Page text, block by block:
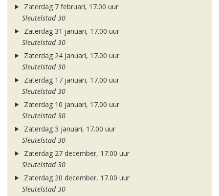
Zaterdag 7 februari, 17.00 uur
Sleutelstad 30
Zaterdag 31 januari, 17.00 uur
Sleutelstad 30
Zaterdag 24 januari, 17.00 uur
Sleutelstad 30
Zaterdag 17 januari, 17.00 uur
Sleutelstad 30
Zaterdag 10 januari, 17.00 uur
Sleutelstad 30
Zaterdag 3 januari, 17.00 uur
Sleutelstad 30
Zaterdag 27 december, 17.00 uur
Sleutelstad 30
Zaterdag 20 december, 17.00 uur
Sleutelstad 30